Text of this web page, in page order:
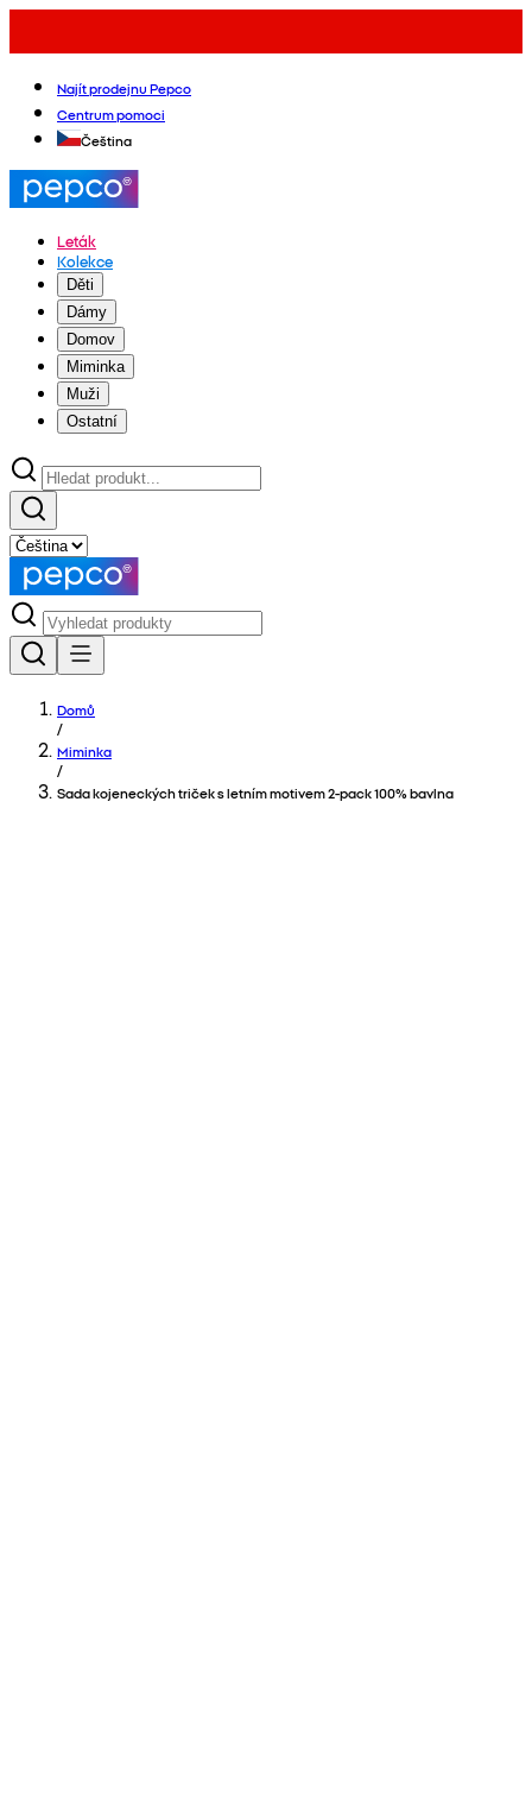
Najít prodejnu Pepco
Centrum pomoci
Čeština
Leták
Kolekce
Děti
Dámy
Domov
Miminka
Muži
Ostatní
Domů
/
Miminka
/
Sada kojeneckých triček s letním motivem 2-pack 100% bavlna